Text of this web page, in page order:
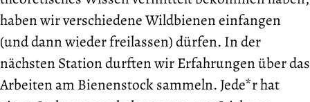
haben wir verschiedene Wildbienen einfangen
(und dann wieder freilassen) dürfen. In der
nächsten Station durften wir Erfahrungen über das
Arbeiten am Bienenstock sammeln. Jede*r hat